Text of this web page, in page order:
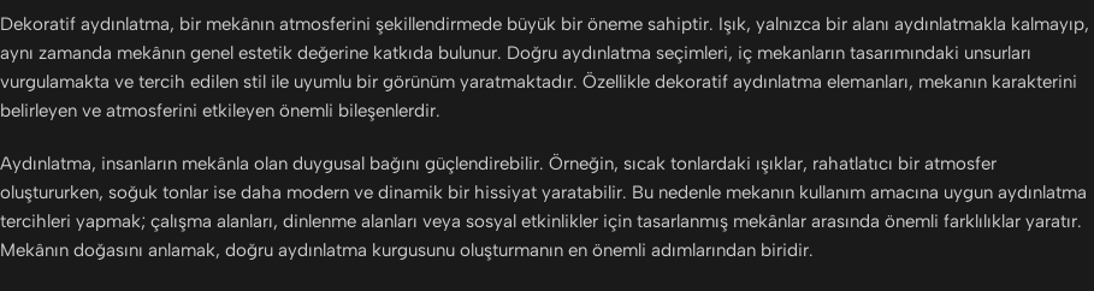
Dekoratif aydınlatma, bir mekânın atmosferini şekillendirmede büyük bir öneme sahiptir. Işık, yalnızca bir alanı aydınlatmakla kalmayıp,
aynı zamanda mekânın genel estetik değerine katkıda bulunur. Doğru aydınlatma seçimleri, iç mekanların tasarımındaki unsurları
vurgulamakta ve tercih edilen stil ile uyumlu bir görünüm yaratmaktadır. Özellikle dekoratif aydınlatma elemanları, mekanın karakterini
belirleyen ve atmosferini etkileyen önemli bileşenlerdir.
Aydınlatma, insanların mekânla olan duygusal bağını güçlendirebilir. Örneğin, sıcak tonlardaki ışıklar, rahatlatıcı bir atmosfer
oluştururken, soğuk tonlar ise daha modern ve dinamik bir hissiyat yaratabilir. Bu nedenle mekanın kullanım amacına uygun aydınlatma
tercihleri yapmak; çalışma alanları, dinlenme alanları veya sosyal etkinlikler için tasarlanmış mekânlar arasında önemli farklılıklar yaratır.
Mekânın doğasını anlamak, doğru aydınlatma kurgusunu oluşturmanın en önemli adımlarından biridir.